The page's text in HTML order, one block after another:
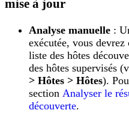
mise à jour
Analyse manuelle :
exécutée, vous
liste des hôtes
des hôtes supervisés
> Hôtes > Hôtes).
section Analyser le
découverte.